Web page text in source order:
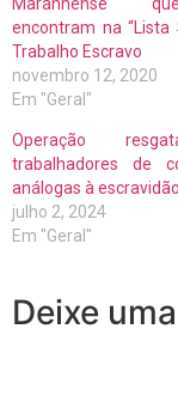
encontram na “Lista
Trabalho Escravo
novembro 12, 2020
Em "Geral"
Operação
trabalhadores de
análogas à
julho 2, 2024
Em "Geral"
Deixe